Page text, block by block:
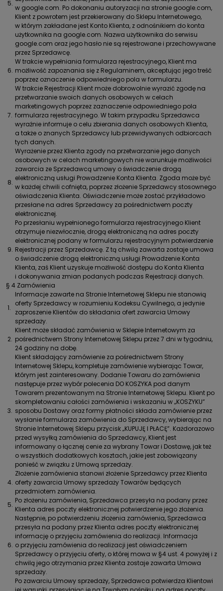
5.
w google.com. Po dokonaniu autoryzacji na stronie google.com,
Klient z powrotem jest przekierowany do Sklepu Internetowego,
w którym zakładane jest Konto Klienta, z odnośnikiem do konta
użytkownika na google.com. Nazwa użytkownika do serwisu
google.com oraz jego hasło nie są rejestrowane i przechowywane
przez Sprzedawcę.
6.
W trakcie wypełniania formularza rejestracyjnego, Klient ma
możliwość zapoznania się z Regulaminem, akceptując jego treść
poprzez oznaczenie odpowiedniego pola w formularzu.
7.
W trakcie Rejestracji Klient może dobrowolnie wyrazić zgodę na
przetwarzanie swoich danych osobowych w celach
marketingowych poprzez zaznaczenie odpowiedniego pola
formularza rejestracyjnego. W takim przypadku Sprzedawca
wyraźnie informuje o celu zbierania danych osobowych Klienta,
a także o znanych Sprzedawcy lub przewidywanych odbiorcach
tych danych.
8.
Wyrażenie przez Klienta zgody na przetwarzanie jego danych
osobowych w celach marketingowych nie warunkuje możliwości
zawarcia ze Sprzedawcą umowy o świadczenie drogą
elektroniczną usługi Prowadzenie Konta Klienta. Zgoda może być
w każdej chwili cofnięta, poprzez złożenie Sprzedawcy stosownego
oświadczenia Klienta. Oświadczenie może zostać przykładowo
przesłane na adres Sprzedawcy za pośrednictwem poczty
elektronicznej.
9.
Po przesłaniu wypełnionego formularza rejestracyjnego Klient
otrzymuje niezwłocznie, drogą elektroniczną na adres poczty
elektronicznej podany w formularzu rejestracyjnym potwierdzenie
Rejestracji przez Sprzedawcę. Z tą chwilą zawarta zostaje umowa
o świadczenie drogą elektroniczną usługi Prowadzenie Konta
Klienta, zaś Klient uzyskuje możliwość dostępu do Konta Klienta
i dokonywania zmian podanych podczas Rejestracji danych.
§ 4 Zamówienia
1.
Informacje zawarte na Stronie Internetowej Sklepu nie stanowią
oferty Sprzedawcy w rozumieniu Kodeksu Cywilnego, a jedynie
zaproszenie Klientów do składania ofert zawarcia Umowy
sprzedaży.
2.
Klient może składać zamówienia w Sklepie Internetowym za
pośrednictwem Strony Internetowej Sklepu przez 7 dni w tygodniu,
24 godziny na dobę.
3.
Klient składający zamówienie za pośrednictwem Strony
Internetowej Sklepu, kompletuje zamówienie wybierając Towar,
którym jest zainteresowany. Dodanie Towaru do zamówienia
następuje przez wybór polecenia DO KOSZYKA pod danym
Towarem prezentowanym na Stronie Internetowej Sklepu. Klient po
skompletowaniu całości zamówienia i wskazaniu w „KOSZYKU”
sposobu Dostawy oraz formy płatności składa zamówienie przez
wysłanie formularza zamówienia do Sprzedawcy, wybierając na
Stronie Internetowej Sklepu przycisk „KUPUJĘ I PŁACĘ”. Każdorazowo
przed wysyłką zamówienia do Sprzedawcy, Klient jest
informowany o łącznej cenie za wybrany Towar i Dostawę, jak też
o wszystkich dodatkowych kosztach, jakie jest zobowiązany
ponieść w związku z Umową sprzedaży.
4.
Złożenie zamówienia stanowi złożenie Sprzedawcy przez Klienta
oferty zawarcia Umowy sprzedaży Towarów będących
przedmiotem zamówienia.
5.
Po złożeniu zamówienia, Sprzedawca przesyła na podany przez
Klienta adres poczty elektronicznej potwierdzenie jego złożenia.
6.
Następnie, po potwierdzeniu złożenia zamówienia, Sprzedawca
przesyła na podany przez Klienta adres poczty elektronicznej
informację o przyjęciu zamówienia do realizacji. Informacja
o przyjęciu zamówienia do realizacji jest oświadczeniem
Sprzedawcy o przyjęciu oferty, o której mowa w §4 ust. 4 powyżej i z
chwilą jego otrzymania przez Klienta zostaje zawarta Umowa
sprzedaży.
Po zawarciu Umowy sprzedaży, Sprzedawca potwierdza Klientowi